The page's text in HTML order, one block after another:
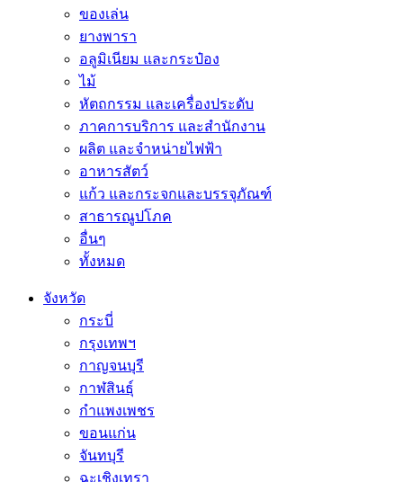
ของเล่น
ยางพารา
อลูมิเนียม และกระป๋อง
ไม้
หัตถกรรม และเครื่องประดับ
ภาคการบริการ และสำนักงาน
ผลิต และจำหน่ายไฟฟ้า
อาหารสัตว์
แก้ว และกระจกและบรรจุภัณฑ์
สาธารณูปโภค
อื่นๆ
ทั้งหมด
จังหวัด
กระบี่
กรุงเทพฯ
กาญจนบุรี
กาฬสินธุ์
กำแพงเพชร
ขอนแก่น
จันทบุรี
ฉะเชิงเทรา